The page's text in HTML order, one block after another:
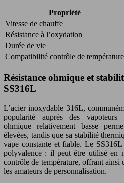
Propriété
Vitesse de chauffe
Résistance à l’oxydation
Durée de vie
Compatibilité contrôle de température
Résistance ohmique et
SS316L
L’acier inoxydable 316L,
popularité auprès des vapoteurs
ohmique relativement basse
élevées, tandis que sa stabilité
vape constante et fiable. Le SS316L
polyvalence : il peut être utilisé en
contrôle de température, offrant
les amateurs de personnalisation.